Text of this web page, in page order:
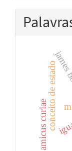
conceito de estado
amicus curiae